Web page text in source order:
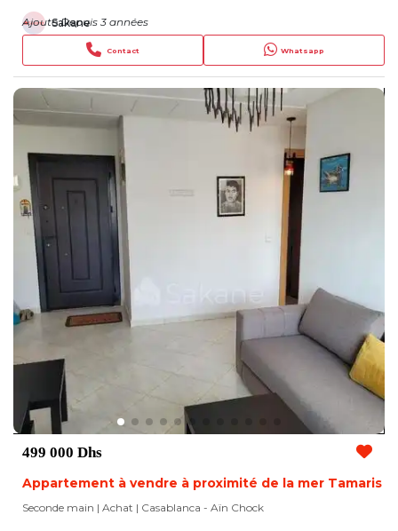
Sakane
Contact Whatsapp
Ajouté Depuis 3 années
499 000 Dhs
Appartement à vendre à proximité de la mer Tamaris
Seconde main | Achat | Casablanca - Aïn Chock